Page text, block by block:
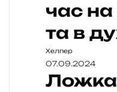
час на
та в
Хелпер
07.09.2024
Ложка